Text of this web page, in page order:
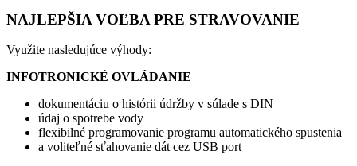
NAJLEPŠIA VOĽBA PRE STRAVOVANIE
Využite nasledujúce výhody:
INFOTRONICKÉ OVLÁDANIE
dokumentáciu o histórii údržby v súlade s DIN
údaj o spotrebe vody
flexibilné programovanie programu automatického spustenia
a voliteľné sťahovanie dát cez USB port